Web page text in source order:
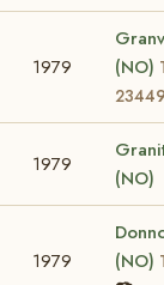
1979
(NO)
1979
(NO)
1979
(NO)